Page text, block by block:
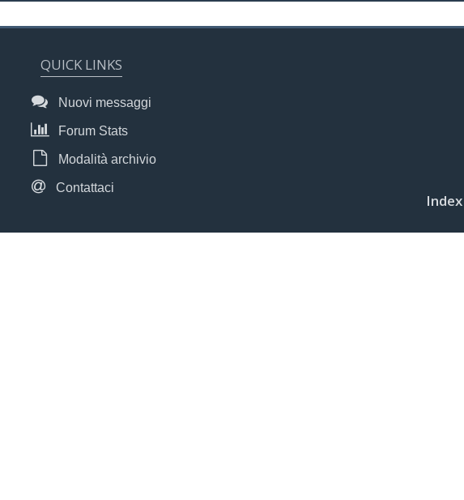
QUICK LINKS
Nuovi messaggi
Forum Stats
Modalità archivio
Contattaci
Index